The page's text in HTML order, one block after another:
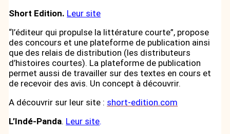
Short Edition. Leur site
“l’éditeur qui propulse la littérature courte”, propose
des concours et une plateforme de publication ainsi
que des relais de distribution (les distributeurs
d’histoires courtes). La plateforme de publication
permet aussi de travailler sur des textes en cours et
de recevoir des avis. Un concept à découvrir.
A découvrir sur leur site : short-edition.com
L’Indé-Panda. Leur site.